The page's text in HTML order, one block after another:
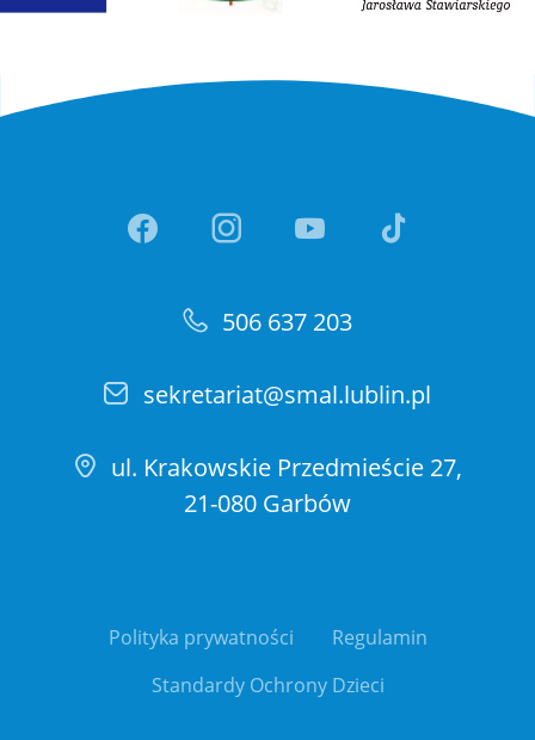
Link otwiera sie w nowej
Link otwiera sie w
Link otwiera
506 637 203
sekretariat@smal.lublin.pl
ul. Krakowskie Przedmieście 27,
21-080 Garbów
Polityka prywatności
Regulamin
Standardy Ochrony Dzieci